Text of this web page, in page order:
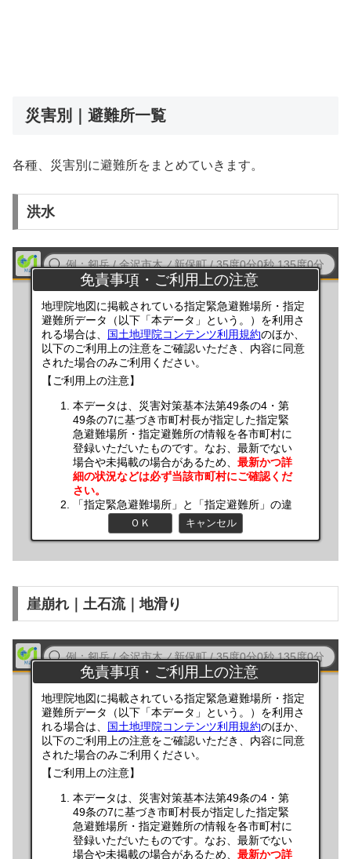
災害別｜避難所一覧
各種、災害別に避難所をまとめていきます。
洪水
崖崩れ｜土石流｜地滑り